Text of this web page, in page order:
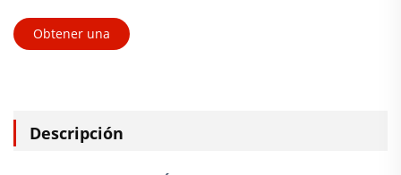
Obtener una
Descripción